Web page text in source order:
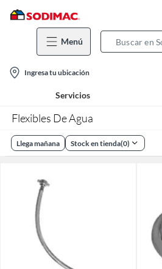
Menú
location-
icon
Ingresa tu ubicación
Servicios
Flexibles De Agua
Llega mañana Stock en tienda(0)